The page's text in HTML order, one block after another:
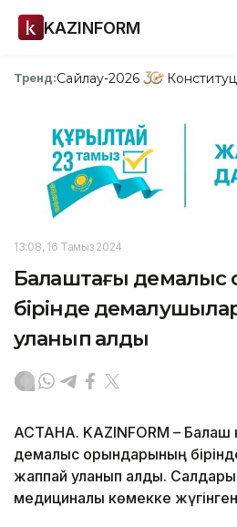
KAZINFORM
Тренд:Сайлау-2026
13:08, 16 Тамыз 2024
Балқаштағы
бірінде
уланып қалды
АСТАНА. KAZINFORM – Балқаш
демалыс орындарының
жаппай уланып қалды.
медициналық көмекке